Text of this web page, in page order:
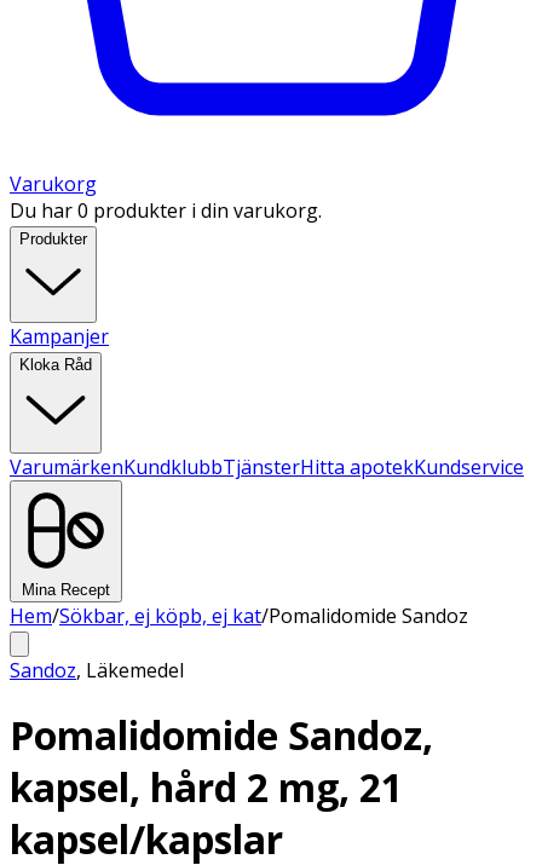
Varukorg
Du har 0 produkter i din varukorg.
Produkter
Kampanjer
Kloka Råd
VarumärkenKundklubbTjänsterHitta apotekKundservice
Mina Recept
Hem/Sökbar, ej köpb, ej kat/Pomalidomide Sandoz
Sandoz, Läkemedel
Pomalidomide Sandoz,
kapsel, hård 2 mg, 21
kapsel/kapslar